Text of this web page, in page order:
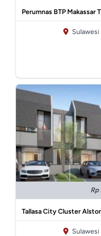
Perumnas BTP Makassar
Sulawesi
Rp
Tallasa City Cluster
Sulawesi